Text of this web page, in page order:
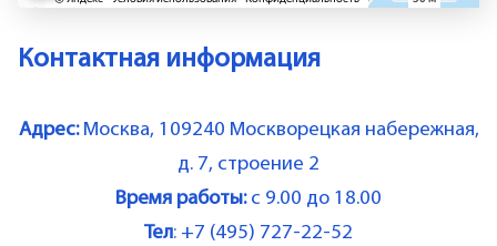
Контактная информация
Адрес: Москва, 109240 Москворецкая набережная,
д. 7, строение 2
Время работы: с 9.00 до 18.00
Тел: +7 (495) 727-22-52